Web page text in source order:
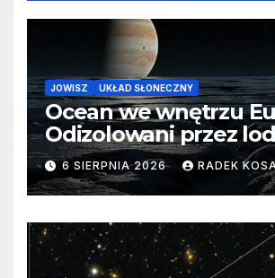
JOWISZ UKŁAD SŁONECZNY
Ocean we wnętrzu
Odizolowani przez
barierę
6 SIERPNIA 2026 RADEK